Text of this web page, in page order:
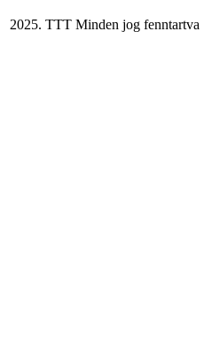
2025. TTT Minden jog fenntartva